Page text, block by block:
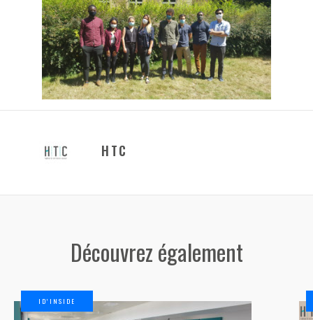
HTC
Découvrez également
ID’INSIDE